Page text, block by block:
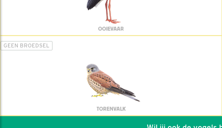
OOIEVAAR
GEEN BROEDSEL
TORENVALK